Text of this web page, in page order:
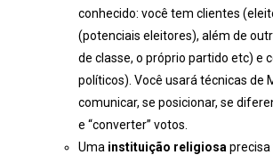
conhecido: você tem clientes
(potenciais eleitores), além de
de classe, o próprio partido etc) e
políticos). Você usará técnicas de
comunicar, se posicionar, se
e “converter” votos.
Uma instituição religiosa